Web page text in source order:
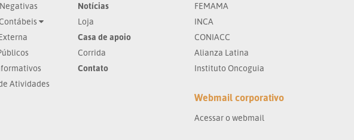
Atividades
Notícias
Loja
Casa de apoio
Corrida
Contato
FEMAMA
INCA
CONIACC
Alianza Latina
Instituto Oncoguia
Webmail corporativo
Acessar o webmail